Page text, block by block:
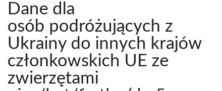
Dane dla
osób podróżujących z
Ukrainy do innych krajów
członkowskich UE ze
zwierzętami